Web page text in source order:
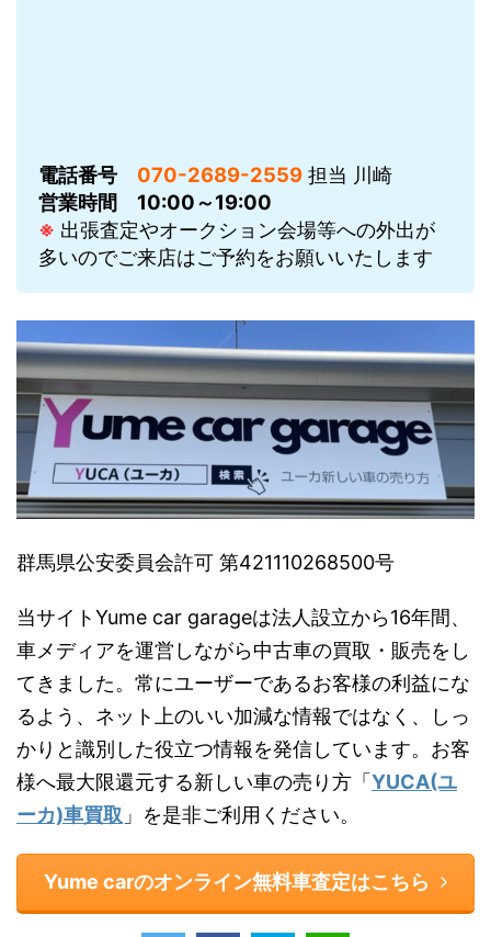
電話番号 070-2689-2559 担当 川崎
営業時間
10:00～19:00
※ 出張査定やオークション会場等への外出が
多いのでご来店はご予約をお願いいたします
群馬県公安委員会許可 第421110268500号
当サイトYume car garageは法人設立から16年間、
車メディアを運営しながら中古車の買取・販売をし
てきました。常にユーザーであるお客様の利益にな
るよう、ネット上のいい加減な情報ではなく、しっ
かりと識別した役立つ情報を発信しています。お客
様へ最大限還元する新しい車の売り方「 YUCA(ユ
ーカ)車買取 」を是非ご利用ください。
Yume carのオンライン無料車査定はこちら